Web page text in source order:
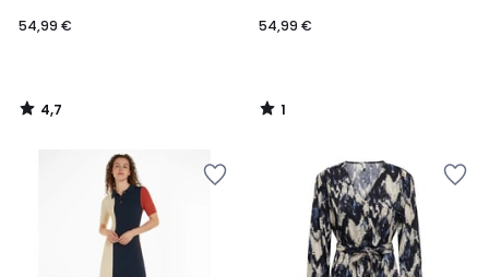
54,99 €
4,7
/
54,99 €
1
/